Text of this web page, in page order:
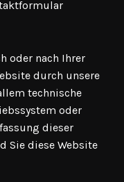
oder nach Ihrer
durch unsere
technische
oder
dieser
Sie diese Website